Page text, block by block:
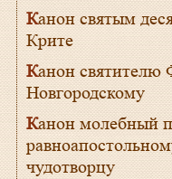
Канон святым десяти мученикам, иже в
Крите
Канон святителю Феоктисту, архиепископу
Новгородскому
Канон молебный преподобному
чудотворцу